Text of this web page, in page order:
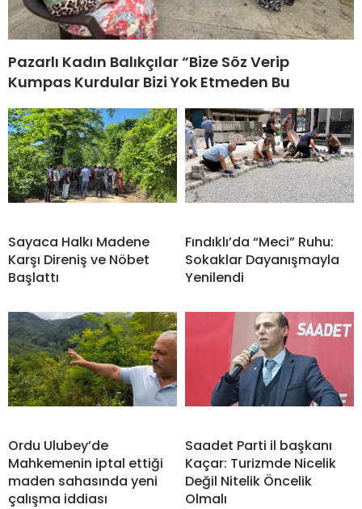
Pazarlı Kadın Balıkçılar “Bize Söz Verip
Kumpas Kurdular Bizi Yok Etmeden Bu
Sayaca Halkı Madene
Karşı Direniş ve Nöbet
Başlattı
Fındıklı’da “Meci” Ruhu:
Sokaklar Dayanışmayla
Yenilendi
Ordu Ulubey’de
Mahkemenin iptal ettiği
maden sahasında yeni
çalışma iddiası
Saadet Parti il başkanı
Kaçar: Turizmde Nicelik
Değil Nitelik Öncelik
Olmalı